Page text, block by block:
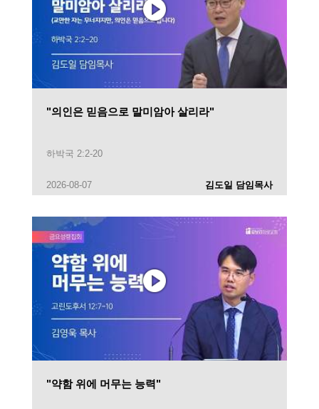
"의인은 믿음으로 말미암아 살리라"
하박국 2:2-20
2026-08-07 김도일 담임목사
"약함 위에 머무는 능력"